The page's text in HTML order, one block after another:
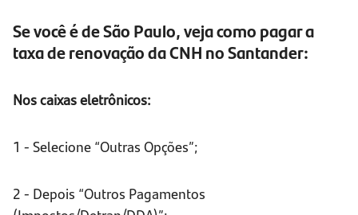
Se você é de São Paulo, veja como pagar a
taxa de renovação da CNH no Santander:
Nos caixas eletrônicos:
1 - Selecione “Outras Opções”;
2 - Depois “Outros Pagamentos